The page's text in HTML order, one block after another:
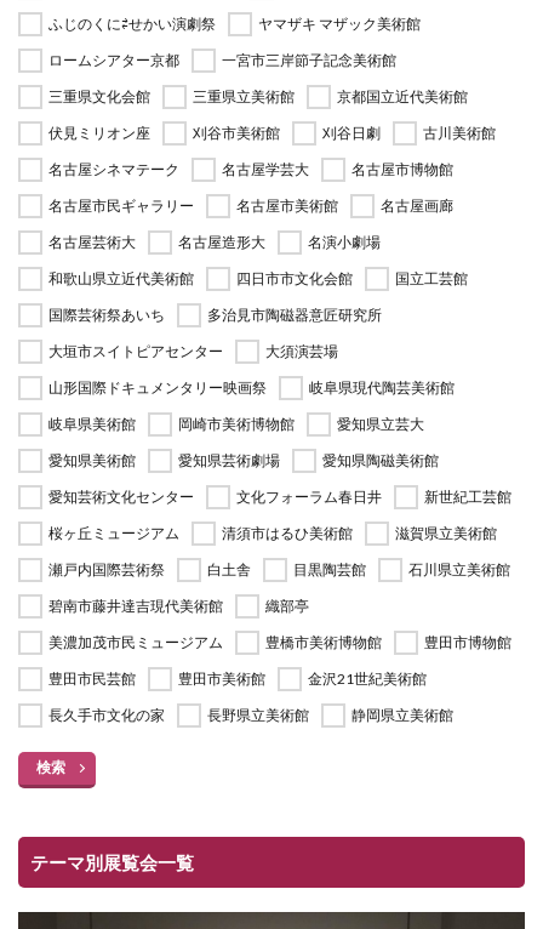
ふじのくに⇄せかい演劇祭
ヤマザキ マザック美術館
ロームシアター京都
一宮市三岸節子記念美術館
三重県文化会館
三重県立美術館
京都国立近代美術館
伏見ミリオン座
刈谷市美術館 刈谷日劇
古川美術館
名古屋シネマテーク
名古屋学芸大
名古屋市博物館
名古屋市民ギャラリー
名古屋市美術館
名古屋画廊
名古屋芸術大
名古屋造形大
名演小劇場
和歌山県立近代美術館
四日市市文化会館
国立工芸館
国際芸術祭あいち
多治見市陶磁器意匠研究所
大垣市スイトピアセンター
大須演芸場
山形国際ドキュメンタリー映画祭
岐阜県現代陶芸美術館
岐阜県美術館
岡崎市美術博物館
愛知県立芸大
愛知県美術館
愛知県芸術劇場
愛知県陶磁美術館
愛知芸術文化センター
文化フォーラム春日井
新世紀工芸館
桜ヶ丘ミュージアム
清須市はるひ美術館
滋賀県立美術館
瀬戸内国際芸術祭
白土舎 目黒陶芸館
石川県立美術館
碧南市藤井達吉現代美術館
織部亭
美濃加茂市民ミュージアム
豊橋市美術博物館
豊田市博物館
豊田市民芸館
豊田市美術館
金沢21世紀美術館
長久手市文化の家
長野県立美術館 静岡県立美術館
検索
テーマ別展覧会一覧